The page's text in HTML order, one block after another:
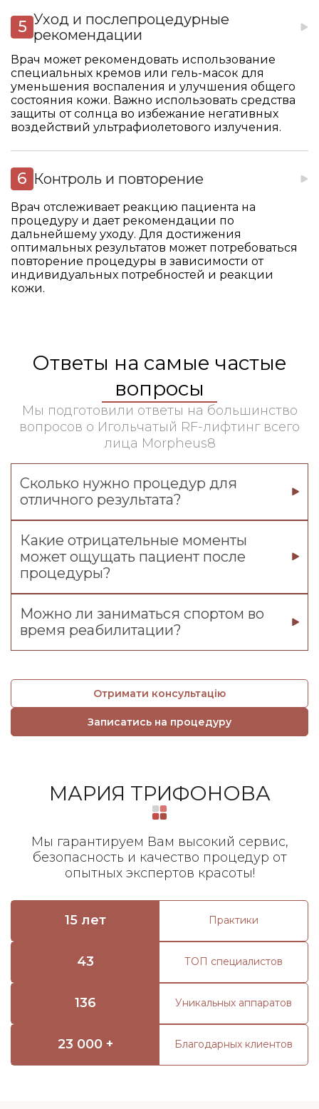
Уход и послепроцедурные
рекомендации
Врач может рекомендовать использование
специальных кремов или гель-масок для
уменьшения воспаления и улучшения общего
состояния кожи. Важно использовать средства
защиты от солнца во избежание негативных
воздействий ультрафиолетового излучения.
Контроль и повторение
Врач отслеживает реакцию пациента на
процедуру и дает рекомендации по
дальнейшему уходу. Для достижения
оптимальных результатов может потребоваться
повторение процедуры в зависимости от
индивидуальных потребностей и реакции
кожи.
Ответы на самые частые
вопросы
Мы подготовили ответы на большинство
вопросов о Игольчатый RF-лифтинг всего
лица Morpheus8
Сколько нужно процедур для
отличного результата?
Какие отрицательные моменты
может ощущать пациент после
процедуры?
Можно ли заниматься спортом во
время реабилитации?
Отримати консультацію
Записатись на процедуру
МАРИЯ ТРИФОНОВА
Мы гарантируем Вам высокий сервис,
безопасность и качество процедур от
опытных экспертов красоты!
15 лет Практики
43 ТОП специалистов
136 Уникальных аппаратов
23 000 + Благодарных клиентов